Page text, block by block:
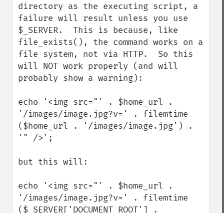
directory as the executing script, a
failure will result unless you use
$_SERVER.  This is because, like
file_exists(), the command works on a
file system, not via HTTP.  So this
will NOT work properly (and will
probably show a warning):
echo '<img src="' . $home_url .
'/images/image.jpg?v=' . filemtime
($home_url . '/images/image.jpg') .
'" />';
but this will:
echo '<img src="' . $home_url .
'/images/image.jpg?v=' . filemtime
($_SERVER['DOCUMENT_ROOT'] .